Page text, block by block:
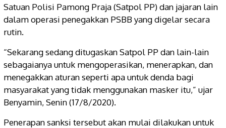
Satuan Polisi Pamong Praja (Satpol PP) dan jajaran lain
dalam operasi penegakkan PSBB yang digelar secara
rutin.
“Sekarang sedang ditugaskan Satpol PP dan lain-lain
sebagaianya untuk mengoperasikan, menerapkan, dan
menegakkan aturan seperti apa untuk denda bagi
masyarakat yang tidak menggunakan masker itu,” ujar
Benyamin, Senin (17/8/2020).
Penerapan sanksi tersebut akan mulai dilakukan untuk